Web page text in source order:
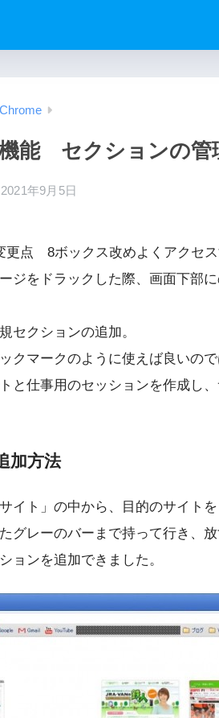
Chrome
能 セクションの管
2021年9月5日
更点 8ボックス改めよくアクセス
ジをドラックした際、画面下部
クションの追加。
クマークのように使えば良いので
と仕事用のセッションを作成し
加方法
イト」の中から、目的のサイトを
グレーのバーまで持って行き、放
ョンを追加できました。